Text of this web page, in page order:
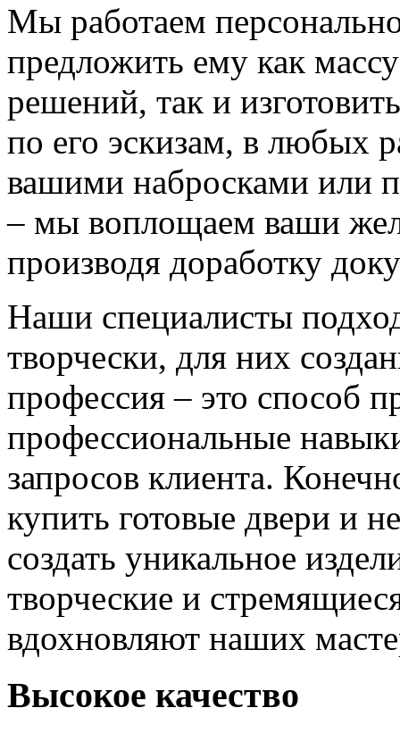
Мы работаем
предложить ему как
решений, так и
по его эскизам, в любых
вашими набросками или
– мы воплощаем ваши
производя доработку
Наши специалисты
творчески, для них
профессия – это способ
профессиональные
запросов клиента.
купить готовые двери и
создать уникальное
творческие и
вдохновляют наших
Высокое качество